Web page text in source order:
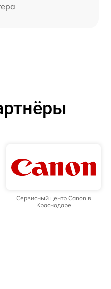
Сервисный центр Canon в
Краснодаре